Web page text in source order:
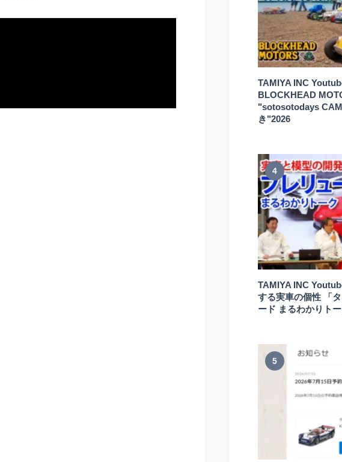
TAMIYA INC
BLOCKHEAD
"sotosotodays
き"2026
4
TAMIYA INC
する実車の個性 「
ード まるわかりトー
5